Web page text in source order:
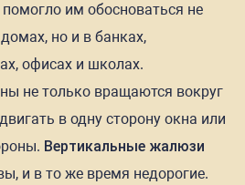
им обосноваться не
но и в банках,
офисах и школах.
не только вращаются вокруг
в одну сторону окна или
Вертикальные жалюзи
и в то же время недорогие.